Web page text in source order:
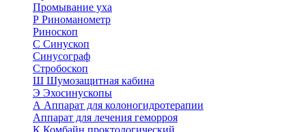
Промывание уха
Р Риноманометр
Риноскоп
С Синускоп
Синусограф
Стробоскоп
Ш Шумозащитная кабина
Э Эхосинускопы
А Аппарат для колоногидротерапии
Аппарат для лечения геморроя
К Комбайн проктологический